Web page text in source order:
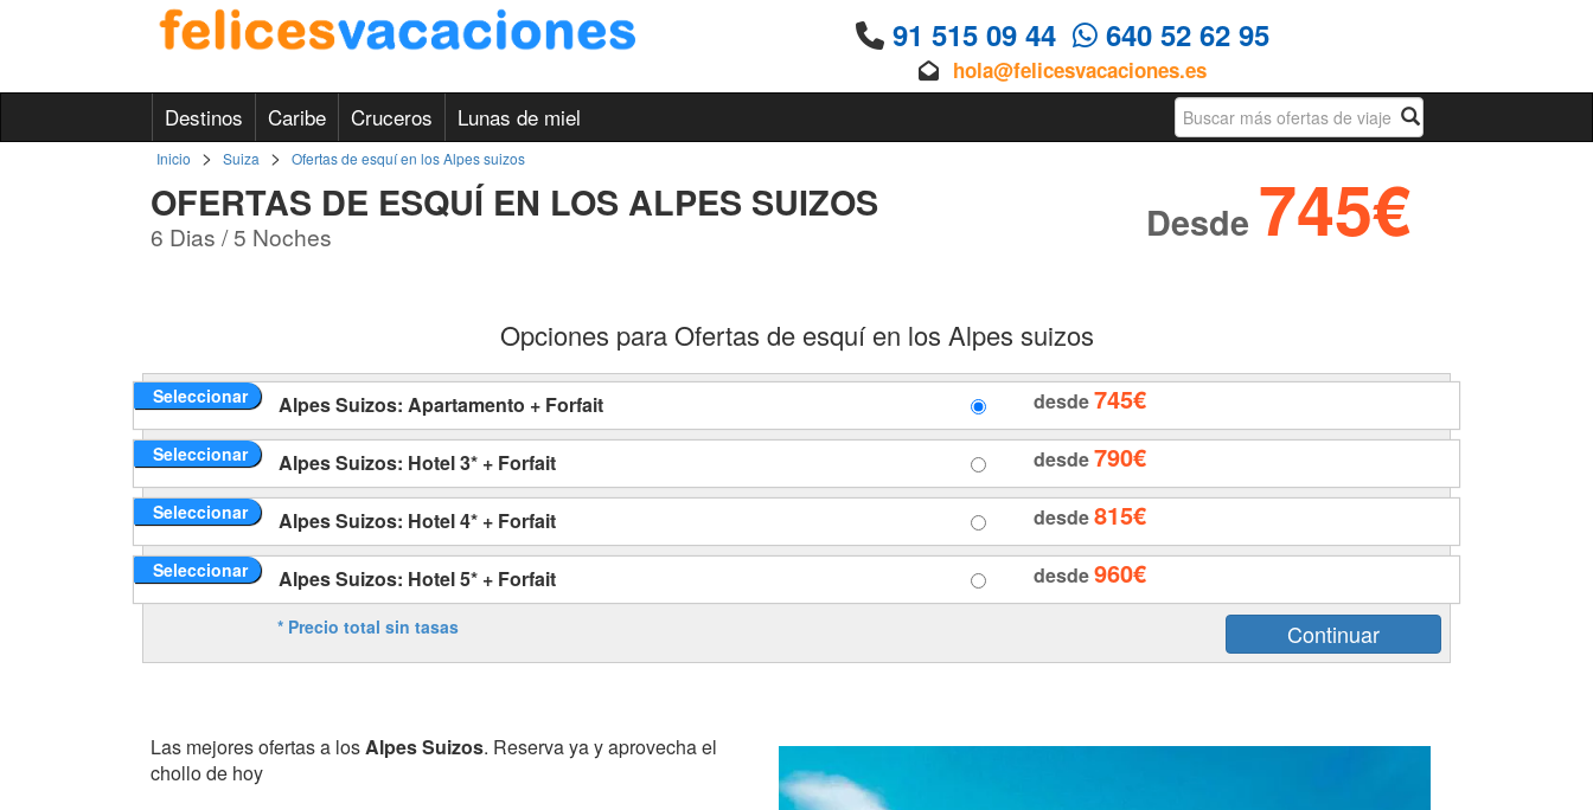
91 515 09 44 640 52 62 95
hola@felicesvacaciones.es
Destinos Caribe Cruceros Lunas de miel Busqueda
Inicio > Suiza > Ofertas de esquí en los Alpes suizos
OFERTAS DE ESQUÍ EN LOS ALPES SUIZOS
6 Dias / 5 Noches Desde 745€
Opciones para Ofertas de esquí en los Alpes suizos
Seleccionar Alpes Suizos: Apartamento + Forfait desde745€
Seleccionar Alpes Suizos: Hotel 3* + Forfait desde790€
Seleccionar Alpes Suizos: Hotel 4* + Forfait desde815€
Seleccionar Alpes Suizos: Hotel 5* + Forfait desde960€
* Precio total sin tasas
Las mejores ofertas a losAlpes Suizos. Reserva ya y aprovecha el
chollo de hoy